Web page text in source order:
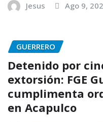
Jesus Ago 9,
GUERRERO
Detenido por
extorsión: FGE
cumplimenta
en Acapulco